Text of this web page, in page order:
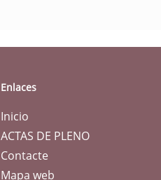
Enlaces
Inicio
ACTAS DE PLENO
Contacte
Mapa web